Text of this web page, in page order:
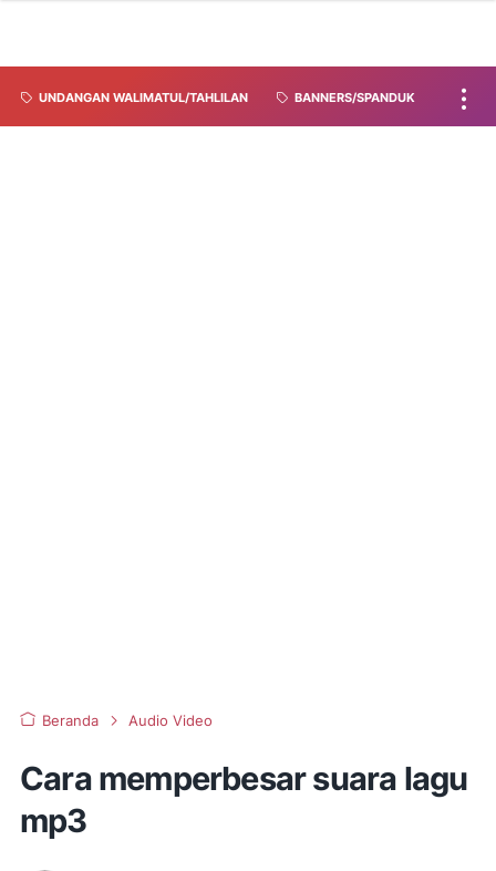
UNDANGAN WALIMATUL/TAHLILAN BANNERS/SPANDUK
Beranda Audio Video
Cara memperbesar suara lagu
mp3